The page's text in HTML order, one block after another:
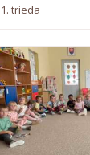
1. trieda